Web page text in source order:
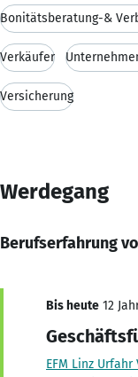
Bonitätsberatung-&
Verkäufer
Versicherung
Werdegang
Berufserfahrung
Bis heute 12
EFM Linz